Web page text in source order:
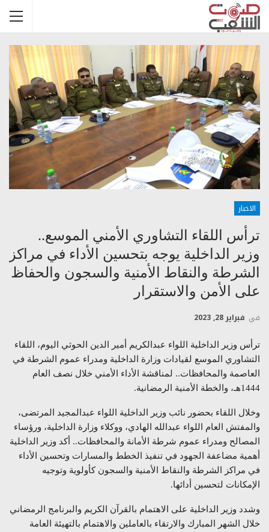
الاخبار
ترأس اللقاء التشاوري الأمني الموسع..
وزير الداخلية يوجه بتحسين الأداء في مراكز
الشرطة والنقاط الأمنية والسجون والحفاظ
على الأمن والاستقرار
في فبراير 28, 2023
ترأس وزير الداخلية اللواء عبدالكريم أمير الدين الحوثي اليوم، اللقاء
التشاوري الموسع لقيادات وزارة الداخلية ومدراء عموم الشرطة في
العاصمة والمحافظات.. لمناقشة الأداء الأمني خلال نصف العام
1444هـ، والخطة الأمنية الرمضانية.
وخلال اللقاء بحضور نائب وزير الداخلية اللواء عبدالمجيد المرتضى،
والمفتش العام اللواء عبدالله الهادي، ووكلاء وزارة الداخلية، ورؤساء
المصالح ومدراء عموم شرطة الأمانة والمحافظات.. أكد وزير الداخلية
أهمية مضاعفة الجهود في تنفيذ الخطط والمسارات وتحسين الأداء
في مراكز الشرطة والنقاط الأمنية والسجون كأولوية وتوجيه
الإمكانات لتحسين أدائها.
وشدد وزير الداخلية على الاهتمام بالقرآن الكريم والبرنامج الرمضاني
خلال الشهر المبارك والارتقاء بالعاملين والاهتمام بالتهيئة العامة